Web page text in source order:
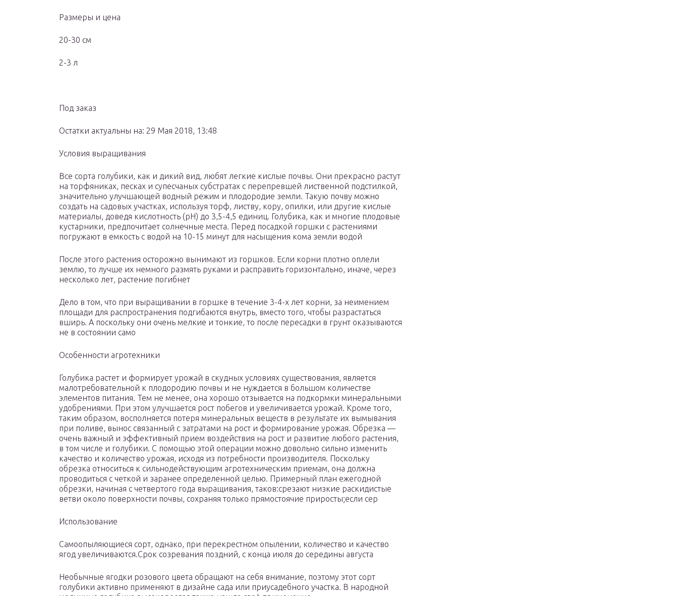
Размеры и цена
20-30 см
2-3 л
Под заказ
Остатки актуальны на: 29 Мая 2018, 13:48
Условия выращивания
Все сорта голубики, как и дикий вид, любят легкие кислые почвы. Они прекрасно растут
на торфяниках, песках и супесчаных субстратах с перепревшей лиственной подстилкой,
значительно улучшающей водный режим и плодородие земли. Такую почву можно
создать на садовых участках, используя торф, листву, кору, опилки, или другие кислые
материалы, доведя кислотность (рН) до 3,5-4,5 единиц. Голубика, как и многие плодовые
кустарники, предпочитает солнечные места. Перед посадкой горшки с растениями
погружают в емкость с водой на 10-15 минут для насыщения кома земли водой
После этого растения осторожно вынимают из горшков. Если корни плотно оплели
землю, то лучше их немного размять руками и расправить горизонтально, иначе, через
несколько лет, растение погибнет
Дело в том, что при выращивании в горшке в течение 3-4-х лет корни, за неимением
площади для распространения подгибаются внутрь, вместо того, чтобы разрастаться
вширь. А поскольку они очень мелкие и тонкие, то после пересадки в грунт оказываются
не в состоянии само
Особенности агротехники
Голубика растет и формирует урожай в скудных условиях существования, является
малотребовательной к плодородию почвы и не нуждается в большом количестве
элементов питания. Тем не менее, она хорошо отзывается на подкормки минеральными
удобрениями. При этом улучшается рост побегов и увеличивается урожай. Кроме того,
таким образом, восполняется потеря минеральных веществ в результате их вымывания
при поливе, вынос связанный с затратами на рост и формирование урожая. Обрезка —
очень важный и эффективный прием воздействия на рост и развитие любого растения,
в том числе и голубики. С помощью этой операции можно довольно сильно изменить
качество и количество урожая, исходя из потребности производителя. Поскольку
обрезка относиться к сильнодействующим агротехническим приемам, она должна
проводиться с четкой и заранее определенной целью. Примерный план ежегодной
обрезки, начиная с четвертого года выращивания, таков:срезают низкие раскидистые
ветви около поверхности почвы, сохраняя только прямостоячие приросты;если сер
Использование
Самоопыляющиеся сорт, однако, при перекрестном опылении, количество и качество
ягод увеличиваются.Срок созревания поздний, с конца июля до середины августа
Необычные ягодки розового цвета обращают на себя внимание, поэтому этот сорт
голубики активно применяют в дизайне сада или приусадебного участка. В народной